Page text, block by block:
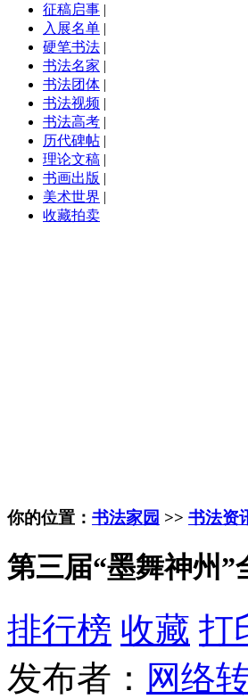
征稿启事 |
入展名单 |
硬笔书法 |
书法名家 |
书法团体 |
书法视频 |
书法高考 |
历代碑帖 |
理论文稿 |
书画出版 |
美术世界 |
收藏拍卖
你的位置： 书法家园 >> 书法资
第三届“墨舞神州
排行榜 收藏 打
发布者： 网络